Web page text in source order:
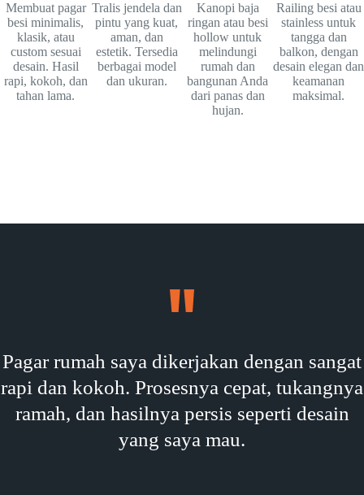
Membuat pagar
besi minimalis,
klasik, atau
custom sesuai
desain. Hasil
rapi, kokoh, dan
tahan lama.
Tralis jendela dan
pintu yang kuat,
aman, dan
estetik. Tersedia
berbagai model
dan ukuran.
Kanopi baja
ringan atau besi
hollow untuk
melindungi
rumah dan
bangunan Anda
dari panas dan
hujan.
Railing besi atau
stainless untuk
tangga dan
balkon, dengan
desain elegan dan
keamanan
maksimal.
Pagar rumah saya dikerjakan dengan sangat
rapi dan kokoh. Prosesnya cepat, tukangnya
ramah, dan hasilnya persis seperti desain
yang saya mau.